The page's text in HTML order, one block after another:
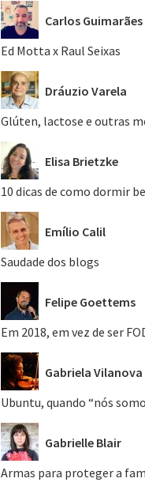
Carlos Guimarães
Ed Motta x Raul Seixas
Dráuzio Varela
Glúten, lactose e outras
Elisa Brietzke
10 dicas de como dormir
Emílio Calil
Saudade dos blogs
Felipe Goettems
Em 2018, em vez de ser
Gabriela Vilanova
Ubuntu, quando “nós
Gabrielle Blair
Armas para proteger a